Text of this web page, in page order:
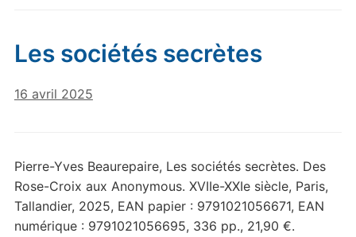
Les sociétés secrètes
16 avril 2025
Pierre-Yves Beaurepaire, Les sociétés secrètes. Des
Rose-Croix aux Anonymous. XVIIe-XXIe siècle, Paris,
Tallandier, 2025, EAN papier : 9791021056671, EAN
numérique : 9791021056695, 336 pp., 21,90 €.